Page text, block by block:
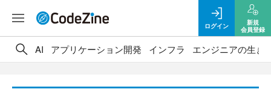
ログイン
新規
会員登録
AI アプリケーション開発 インフラ エンジニアの生き